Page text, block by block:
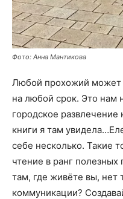
Фото: Анна Мантикова
Любой прохожий может
на любой срок. Это нам
городское
книги я там
себе несколько. Такие
чтение в ранг
там, где живёте вы, нет
коммуникации?